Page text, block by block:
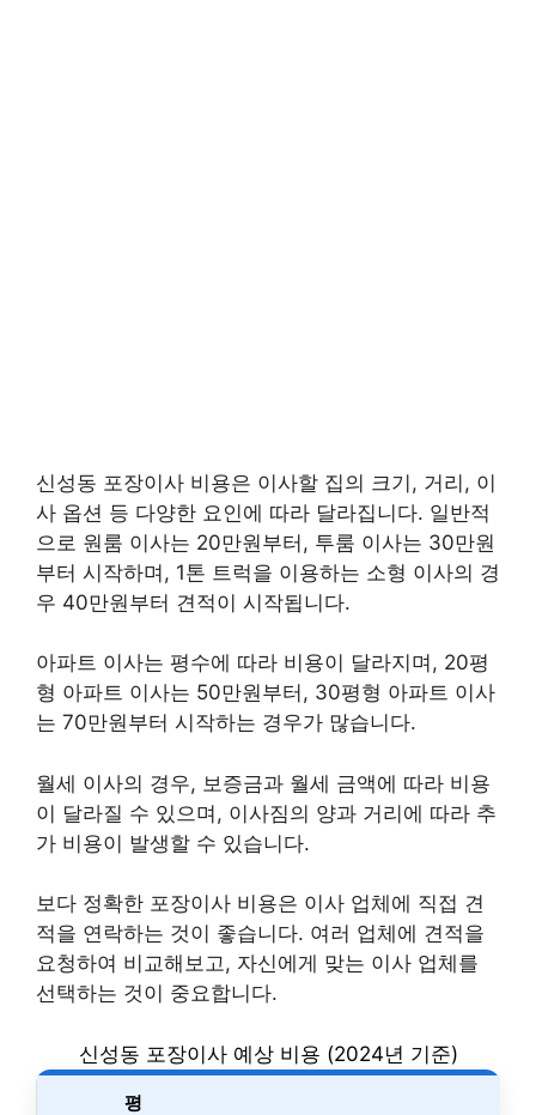
신성동 포장이사 비용은 이사할 집의 크기, 거리, 이
사 옵션 등 다양한 요인에 따라 달라집니다. 일반적
으로 원룸 이사는 20만원부터, 투룸 이사는 30만원
부터 시작하며, 1톤 트럭을 이용하는 소형 이사의 경
우 40만원부터 견적이 시작됩니다.
아파트 이사는 평수에 따라 비용이 달라지며, 20평
형 아파트 이사는 50만원부터, 30평형 아파트 이사
는 70만원부터 시작하는 경우가 많습니다.
월세 이사의 경우, 보증금과 월세 금액에 따라 비용
이 달라질 수 있으며, 이사짐의 양과 거리에 따라 추
가 비용이 발생할 수 있습니다.
보다 정확한 포장이사 비용은 이사 업체에 직접 견
적을 연락하는 것이 좋습니다. 여러 업체에 견적을
요청하여 비교해보고, 자신에게 맞는 이사 업체를
선택하는 것이 중요합니다.
신성동 포장이사 예상 비용 (2024년 기준)
평